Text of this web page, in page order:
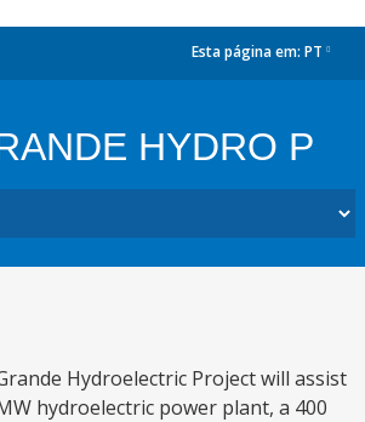
Esta página em: PT
HYDRO P
Hydroelectric Project will assist
hydroelectric power plant, a 400